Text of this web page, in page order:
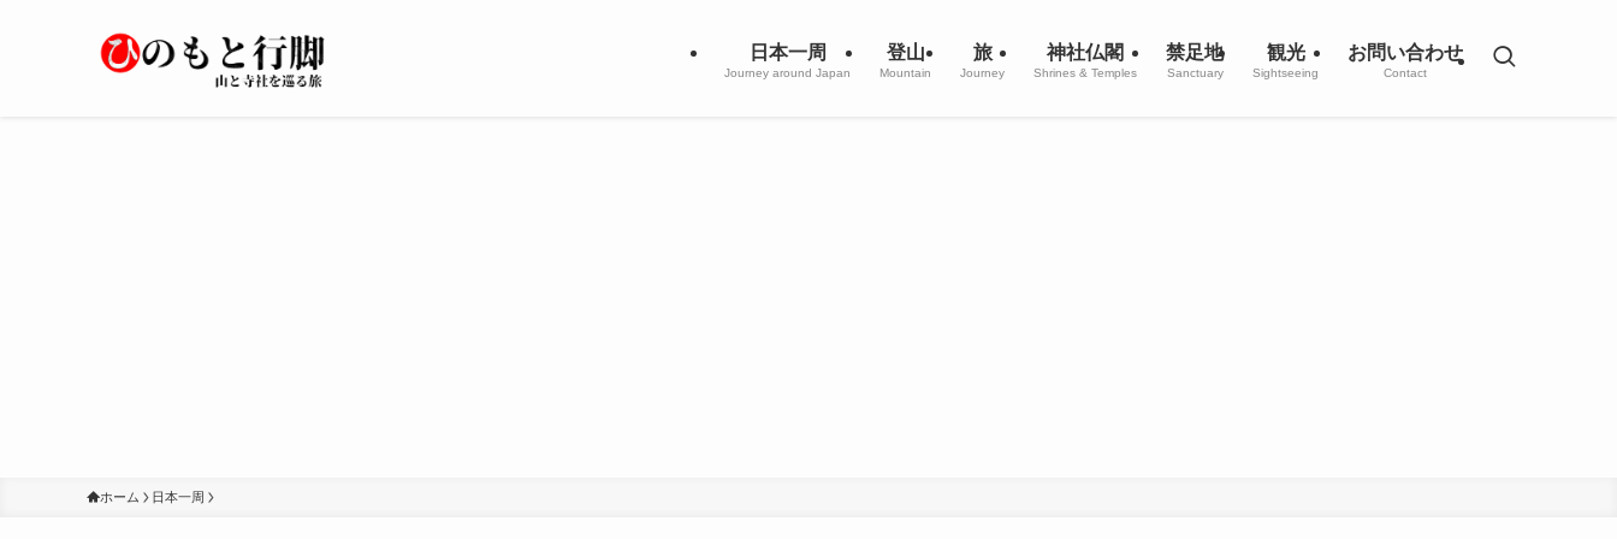
日本一周
Journey around Japan
登山
Mountain
旅
Journey
神社仏閣
Shrines & Temples
禁足地
Sanctuary
観光
Sightseeing
お問い合わせ
Contact
ホーム 日本一周